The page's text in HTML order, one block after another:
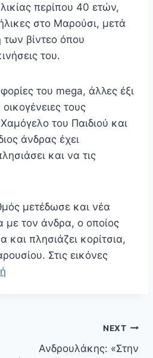
περίπου 40 ετών,
στο Μαρούσι, μετά
των βίντεο όπου
του.
του mega, άλλες έξι
τους
του Παιδιού και
άνδρας έχει
και να τις
μετέδωσε και νέα
με τον άνδρα, ο οποίος
και πλησιάζει κορίτσια,
Στις εικόνες
NEXT
Ανδρουλάκης: «Στην